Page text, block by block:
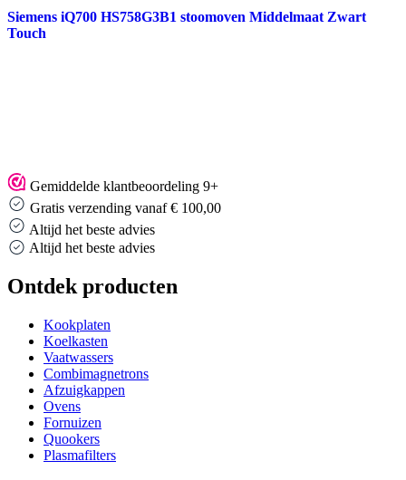
Siemens iQ700 HS758G3B1 stoomoven Middelmaat Zwart
Touch
Gemiddelde klantbeoordeling 9+
Gratis verzending vanaf € 100,00
Altijd het beste advies
Altijd het beste advies
Ontdek producten
Kookplaten
Koelkasten
Vaatwassers
Combimagnetrons
Afzuigkappen
Ovens
Fornuizen
Quookers
Plasmafilters